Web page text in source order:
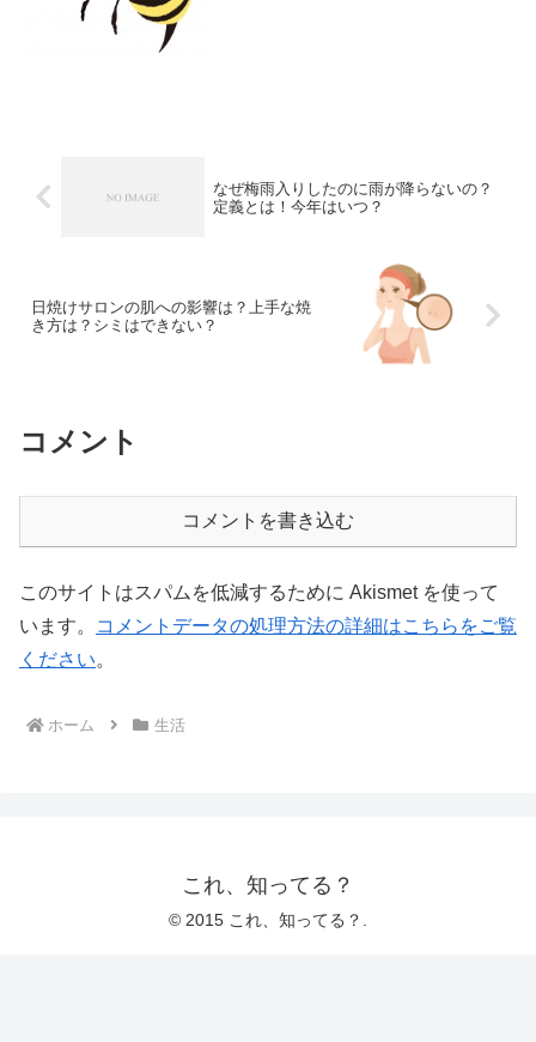
なぜ梅雨入りしたのに雨が降らないの？
定義とは！今年はいつ？
日焼けサロンの肌への影響は？上手な焼
き方は？シミはできない？
コメント
コメントを書き込む
このサイトはスパムを低減するために Akismet を使って
います。
コメントデータの処理方法の詳細はこちらをご覧
ください。
ホーム 生活
これ、知ってる？
© 2015 これ、知ってる？.